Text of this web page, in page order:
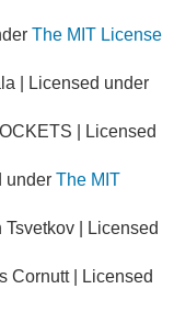
The MIT License
| Licensed under
| Licensed
under The MIT
Tsvetkov | Licensed
Cornutt | Licensed